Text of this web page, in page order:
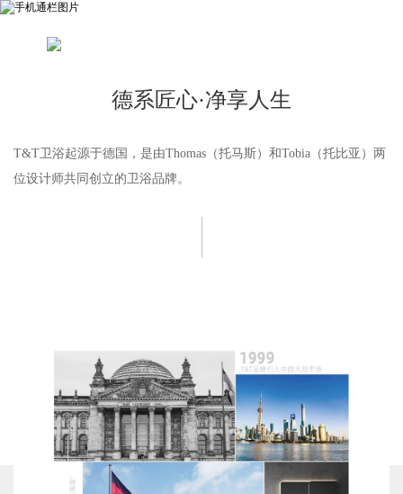
德系匠心·净享人生
T&T卫浴起源于德国，是由Thomas（托马斯）和Tobia（托比亚）两
位设计师共同创立的卫浴品牌。